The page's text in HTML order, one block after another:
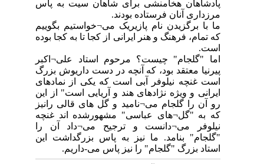
پادشاهان هخامنشی برای شاهان سیت به پاس
مرزداری آنان فرستاده بودند.
‏ما با برگزیدن نام پازیریک می¬خواستیم بگوییم
که تمام، فرهنگ و هنر ایرانی از کجا تا به کجا بوده
است.
‏اما "گلجام" چیست؟ مرحوم استاد علی¬اکبر
پیرنیا معتقد بود، که آنچه در دست داریوش بزرگ
است غنچه نیلوفر آبی است که یکی از نمادهای
ایرانی و ویژه نژادهای هند و آریایی است" از این
رو آن را گلجام می¬نامید و گل های قالی رانیز
که به "گل¬های عباسی" مشهورشده اند غنچه
نیلوفر می¬دانست و ترجیح می¬داد آن را
"گلجام" بنامد. ما نیز به پاس بزرگداشت این
استاد بزرگ "گلجام" را نیز پاس می-داریم.